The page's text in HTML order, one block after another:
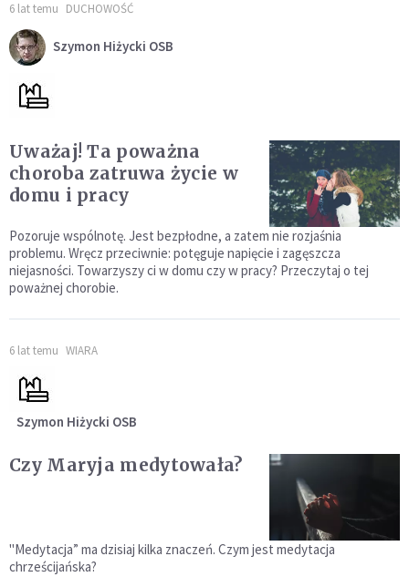
6 lat temu DUCHOWOŚĆ
Szymon Hiżycki OSB
Uważaj! Ta poważna
choroba zatruwa życie w
domu i pracy
Pozoruje wspólnotę. Jest bezpłodne, a zatem nie rozjaśnia
problemu. Wręcz przeciwnie: potęguje napięcie i zagęszcza
niejasności. Towarzyszy ci w domu czy w pracy? Przeczytaj o tej
poważnej chorobie.
6 lat temu WIARA
Szymon Hiżycki OSB
Czy Maryja medytowała?
"Medytacja” ma dzisiaj kilka znaczeń. Czym jest medytacja
chrześcijańska?